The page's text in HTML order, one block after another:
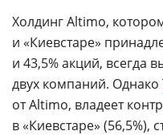
Холдинг Altimo,
и «Киевстаре»
и 43,5% акций, всегда
двух компаний. Однако
от Altimo, владеет
в «Киевстаре» (56,5%),